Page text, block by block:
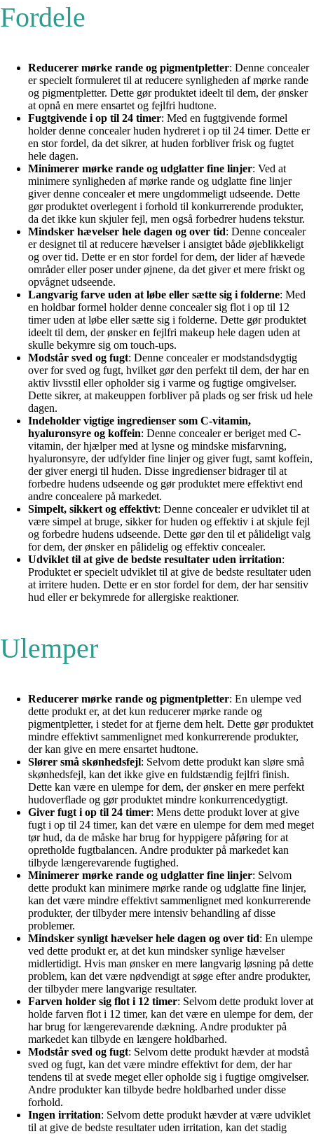
Fordele
Reducerer mørke rande og pigmentpletter: Denne concealer
er specielt formuleret til at reducere synligheden af mørke rande
og pigmentpletter. Dette gør produktet ideelt til dem, der ønsker
at opnå en mere ensartet og fejlfri hudtone.
Fugtgivende i op til 24 timer: Med en fugtgivende formel
holder denne concealer huden hydreret i op til 24 timer. Dette er
en stor fordel, da det sikrer, at huden forbliver frisk og fugtet
hele dagen.
Minimerer mørke rande og udglatter fine linjer: Ved at
minimere synligheden af mørke rande og udglatte fine linjer
giver denne concealer et mere ungdommeligt udseende. Dette
gør produktet overlegent i forhold til konkurrerende produkter,
da det ikke kun skjuler fejl, men også forbedrer hudens tekstur.
Mindsker hævelser hele dagen og over tid: Denne concealer
er designet til at reducere hævelser i ansigtet både øjeblikkeligt
og over tid. Dette er en stor fordel for dem, der lider af hævede
områder eller poser under øjnene, da det giver et mere friskt og
opvågnet udseende.
Langvarig farve uden at løbe eller sætte sig i folderne: Med
en holdbar formel holder denne concealer sig flot i op til 12
timer uden at løbe eller sætte sig i folderne. Dette gør produktet
ideelt til dem, der ønsker en fejlfri makeup hele dagen uden at
skulle bekymre sig om touch-ups.
Modstår sved og fugt: Denne concealer er modstandsdygtig
over for sved og fugt, hvilket gør den perfekt til dem, der har en
aktiv livsstil eller opholder sig i varme og fugtige omgivelser.
Dette sikrer, at makeuppen forbliver på plads og ser frisk ud hele
dagen.
Indeholder vigtige ingredienser som C-vitamin,
hyaluronsyre og koffein: Denne concealer er beriget med C-
vitamin, der hjælper med at lysne og mindske misfarvning,
hyaluronsyre, der udfylder fine linjer og giver fugt, samt koffein,
der giver energi til huden. Disse ingredienser bidrager til at
forbedre hudens udseende og gør produktet mere effektivt end
andre concealere på markedet.
Simpelt, sikkert og effektivt: Denne concealer er udviklet til at
være simpel at bruge, sikker for huden og effektiv i at skjule fejl
og forbedre hudens udseende. Dette gør den til et pålideligt valg
for dem, der ønsker en pålidelig og effektiv concealer.
Udviklet til at give de bedste resultater uden irritation:
Produktet er specielt udviklet til at give de bedste resultater uden
at irritere huden. Dette er en stor fordel for dem, der har sensitiv
hud eller er bekymrede for allergiske reaktioner.
Ulemper
Reducerer mørke rande og pigmentpletter: En ulempe ved
dette produkt er, at det kun reducerer mørke rande og
pigmentpletter, i stedet for at fjerne dem helt. Dette gør produktet
mindre effektivt sammenlignet med konkurrerende produkter,
der kan give en mere ensartet hudtone.
Slører små skønhedsfejl: Selvom dette produkt kan sløre små
skønhedsfejl, kan det ikke give en fuldstændig fejlfri finish.
Dette kan være en ulempe for dem, der ønsker en mere perfekt
hudoverflade og gør produktet mindre konkurrencedygtigt.
Giver fugt i op til 24 timer: Mens dette produkt lover at give
fugt i op til 24 timer, kan det være en ulempe for dem med meget
tør hud, da de måske har brug for hyppigere påføring for at
opretholde fugtbalancen. Andre produkter på markedet kan
tilbyde længerevarende fugtighed.
Minimerer mørke rande og udglatter fine linjer: Selvom
dette produkt kan minimere mørke rande og udglatte fine linjer,
kan det være mindre effektivt sammenlignet med konkurrerende
produkter, der tilbyder mere intensiv behandling af disse
problemer.
Mindsker synligt hævelser hele dagen og over tid: En ulempe
ved dette produkt er, at det kun mindsker synlige hævelser
midlertidigt. Hvis man ønsker en mere langvarig løsning på dette
problem, kan det være nødvendigt at søge efter andre produkter,
der tilbyder mere langvarige resultater.
Farven holder sig flot i 12 timer: Selvom dette produkt lover at
holde farven flot i 12 timer, kan det være en ulempe for dem, der
har brug for længerevarende dækning. Andre produkter på
markedet kan tilbyde en længere holdbarhed.
Modstår sved og fugt: Selvom dette produkt hævder at modstå
sved og fugt, kan det være mindre effektivt for dem, der har
tendens til at svede meget eller opholde sig i fugtige omgivelser.
Andre produkter kan tilbyde bedre holdbarhed under disse
forhold.
Ingen irritation: Selvom dette produkt hævder at være udviklet
til at give de bedste resultater uden irritation, kan det stadig